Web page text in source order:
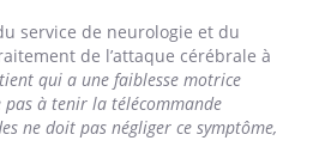
service de neurologie et du
de l’attaque cérébrale à
qui a une faiblesse motrice
à tenir la télécommande
ne doit pas négliger ce symptôme,